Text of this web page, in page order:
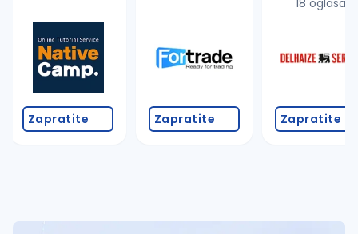
Zapratite Zapratite
18 oglasa
Zapratite